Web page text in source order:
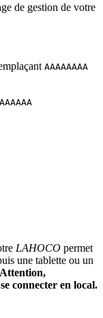
de gestion de votre
AAAAAAAA
LAHOCO permet
une tablette ou un
Attention,
connecter en local.